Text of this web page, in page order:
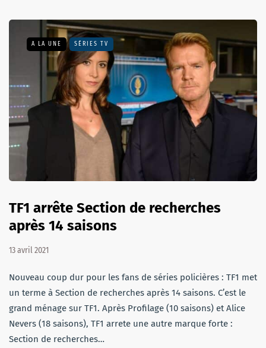
A LA UNE SÉRIES TV
TF1 arrête Section de recherches
après 14 saisons
13 avril 2021
Nouveau coup dur pour les fans de séries policières : TF1 met
un terme à Section de recherches après 14 saisons. C’est le
grand ménage sur TF1. Après Profilage (10 saisons) et Alice
Nevers (18 saisons), TF1 arrete une autre marque forte :
Section de recherches…